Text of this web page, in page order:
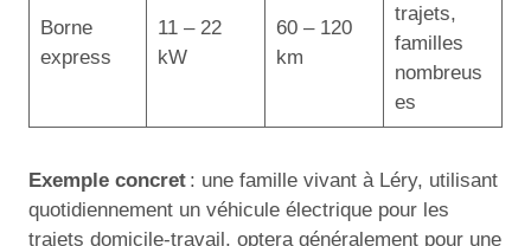
Borne
express
11 – 22
kW
60 – 120
km
trajets,
familles
nombreus
es
Exemple concret : une famille vivant à Léry, utilisant
quotidiennement un véhicule électrique pour les
trajets domicile-travail, optera généralement pour une